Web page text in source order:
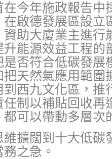
今年施政報告中
啟德發展區設立
資助大廈業主進行
能源效益工程的
否符合低碳發展
天然氣應用範圍
西九文化區，推
制以補貼回收再
可以帶動多層次
擴闊到十大低碳
之急。